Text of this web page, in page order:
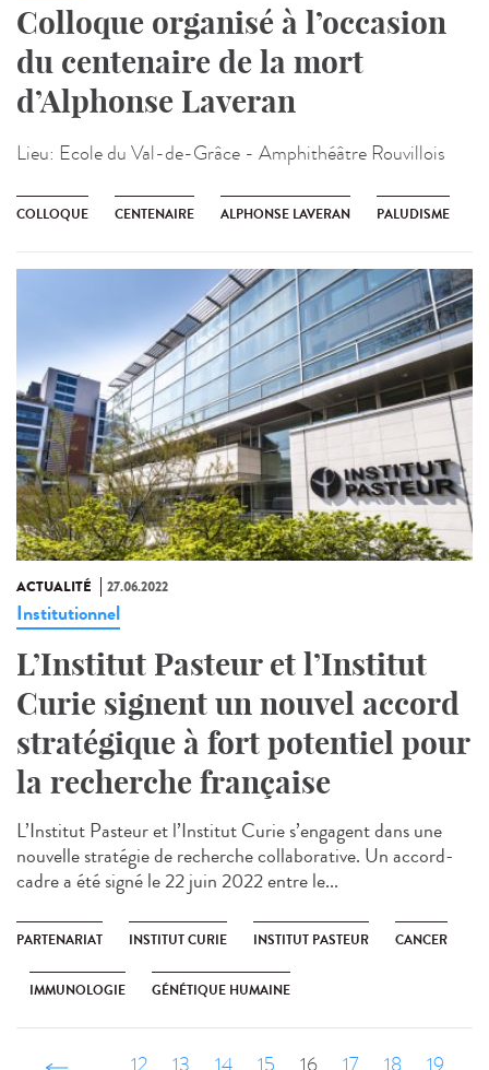
Colloque organisé à l’occasion
du centenaire de la mort
d’Alphonse Laveran
Lieu: Ecole du Val-de-Grâce - Amphithéâtre Rouvillois
COLLOQUE CENTENAIRE ALPHONSE LAVERAN PALUDISME
ACTUALITÉ 27.06.2022
Institutionnel
L’Institut Pasteur et l’Institut
Curie signent un nouvel accord
stratégique à fort potentiel pour
la recherche française
L’Institut Pasteur et l’Institut Curie s’engagent dans une
nouvelle stratégie de recherche collaborative. Un accord-
cadre a été signé le 22 juin 2022 entre le...
PARTENARIAT INSTITUT CURIE INSTITUT PASTEUR CANCER
IMMUNOLOGIE GÉNÉTIQUE HUMAINE